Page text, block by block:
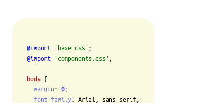
@import 'base.css'
@import
'components.css' ;
body {
margin : 0;
font-family: Arial, sans-serif;